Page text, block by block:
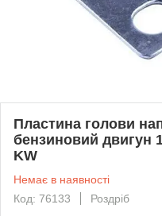
Пластина голови
бензиновий двигун
KW
Немає в наявності
Код: 76133
Роздріб